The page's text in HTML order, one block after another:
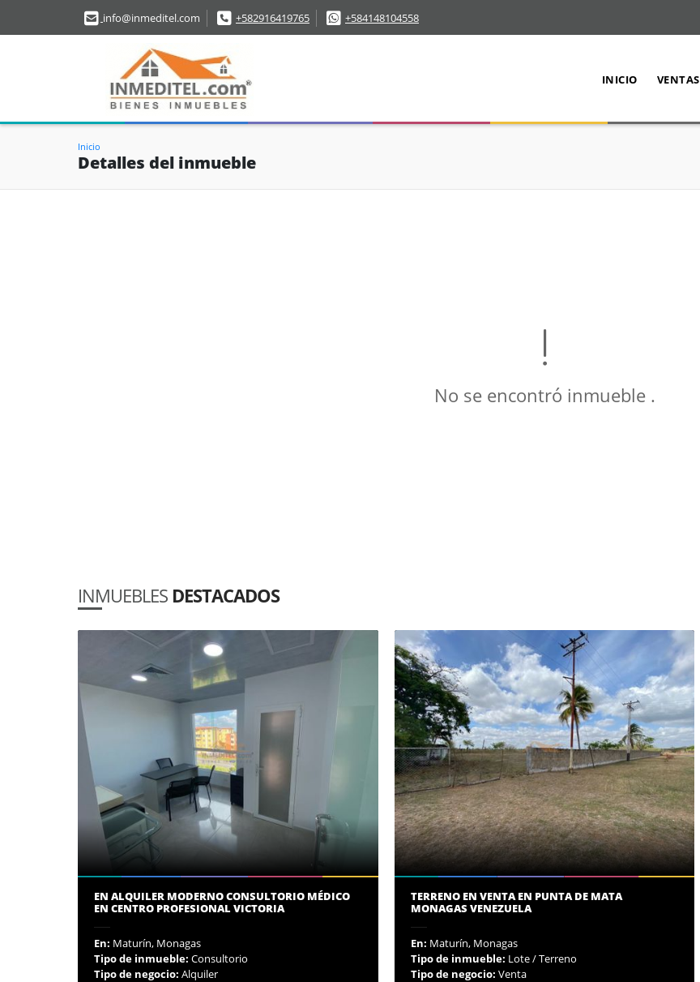
info@inmeditel.com +582916419765 +584148104558
INICIO VENTAS
Inicio
Detalles del inmueble
No se encontró inmueble .
INMUEBLES DESTACADOS
EN ALQUILER MODERNO CONSULTORIO MÉDICO
EN CENTRO PROFESIONAL VICTORIA
En: Maturín, Monagas
Tipo de inmueble: Consultorio
Tipo de negocio: Alquiler
TERRENO EN VENTA EN PUNTA DE MATA
MONAGAS VENEZUELA
En: Maturín, Monagas
Tipo de inmueble: Lote / Terreno
Tipo de negocio: Venta